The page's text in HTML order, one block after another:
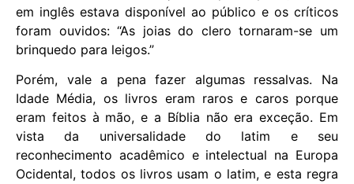
em inglês estava disponível ao público e os críticos
foram ouvidos: “As joias do clero tornaram-se um
brinquedo para leigos.”
Porém, vale a pena fazer algumas ressalvas. Na
Idade Média, os livros eram raros e caros porque
eram feitos à mão, e a Bíblia não era exceção. Em
vista da universalidade do latim e seu
reconhecimento acadêmico e intelectual na Europa
Ocidental, todos os livros usam o latim, e esta regra